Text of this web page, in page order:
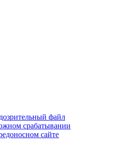
файл
срабатывании
сайте